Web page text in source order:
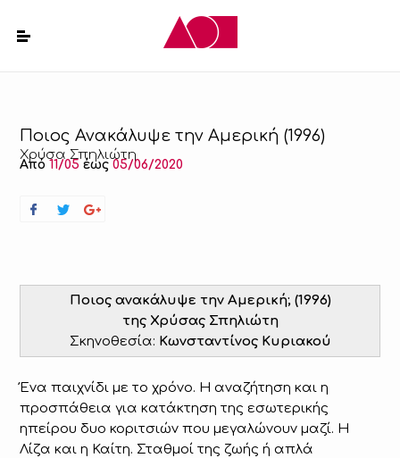
Ποιος Ανακάλυψε την Αμερική (1996)
Χρύσα Σπηλιώτη
Από11/05 έως05/06/2020
Ποιος ανακάλυψε την Αμερική; (1996)
της Χρύσας Σπηλιώτη
Σκηνοθεσία: Κωνσταντίνος Κυριακού
Ένα παιχνίδι με το χρόνο. Η αναζήτηση και η
προσπάθεια για κατάκτηση της εσωτερικής
ηπείρου δυο κοριτσιών που μεγαλώνουν μαζί. Η
Λίζα και η Καίτη. Σταθμοί της ζωής ή απλά